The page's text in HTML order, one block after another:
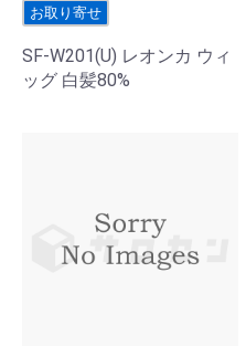
お取り寄せ
SF-W201(U) レオンカ ウィ
ッグ 白髪80%